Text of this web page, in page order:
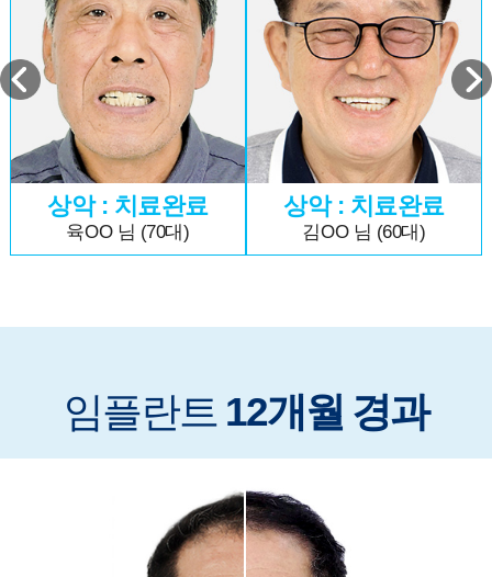
상악 : 치료완료
육OO 님 (70대)
상악 : 치료완료
김OO 님 (60대)
임플란트 12개월 경과